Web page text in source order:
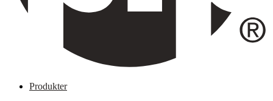
Produkter